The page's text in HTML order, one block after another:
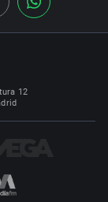
12